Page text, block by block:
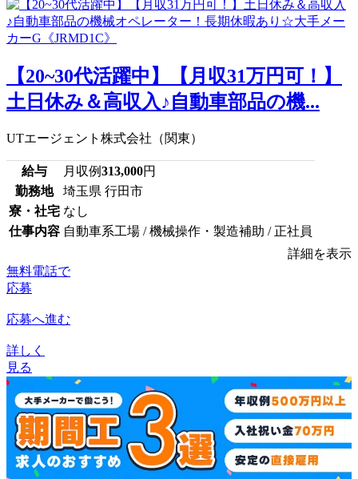
【20~30代活躍中】【月収31万円可！】
土日休み＆高収入♪自動車部品の機...
UTエージェント株式会社（関東）
給与 月収例313,000円
勤務地
埼玉県 行田市
寮・社宅 なし
仕事内容 自動車系工場 / 機械操作・製造補助 / 正社員
詳細を表示
無料電話で
応募
応募へ進む
詳しく
見る